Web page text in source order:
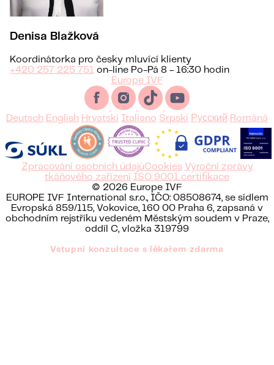
Denisa Blažková
Koordinátorka pro česky mluvící klienty
+420 257 225 751 on-line Po-Pá 8 - 16:30 hodin
Europe IVF
Deutsch English Hrvatski Italiano Srpski Русский Română
Zpracování osobních údajůCookies Výroční zprávy
tkáňového zařízení ISO 9001 certifikace
© 2026 Europe IVF
EUROPE IVF International s.r.o., IČO: 08508674, se sídlem
Evropská 859/115, Vokovice, 160 00 Praha 6, zapsaná v
obchodním rejstříku vedeném Městským soudem v Praze,
oddíl C, vložka 319799
Vstupní konzultace s lékařem zdarma